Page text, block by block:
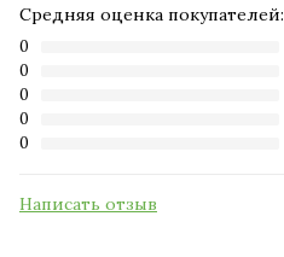
Средняя оценка покупателей:
0
0
0
0
0
Написать отзыв